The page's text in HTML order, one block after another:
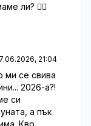
ли? 🤦‍♂️
21:04
ми се свива
2026-а?!
си
а пък
Кво